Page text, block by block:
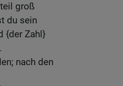
groß
du sein
{der Zahl}
nach den